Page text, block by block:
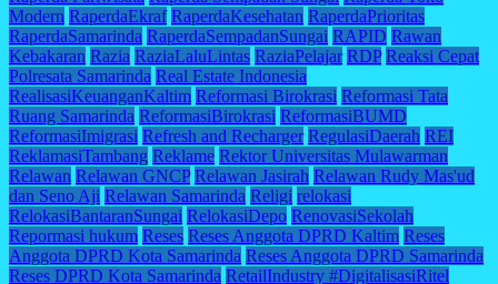
Modern RaperdaEkraf RaperdaKesehatan RaperdaPrioritas
RaperdaSamarinda RaperdaSempadanSungai RAPID Rawan
Kebakaran Razia RaziaLaluLintas RaziaPelajar RDP Reaksi Cepat
Polresata Samarinda Real Estate Indonesia
RealisasiKeuanganKaltim Reformasi Birokrasi Reformasi Tata
Ruang Samarinda ReformasiBirokrasi ReformasiBUMD
ReformasiImigrasi Refresh and Recharger RegulasiDaerah REI
ReklamasiTambang Reklame Rektor Universitas Mulawarman
Relawan Relawan GNCP Relawan Jasirah Relawan Rudy Mas'ud
dan Seno Aji Relawan Samarinda Religi relokasi
RelokasiBantaranSungai RelokasiDepo RenovasiSekolah
Repormasi hukum Reses Reses Anggota DPRD Kaltim Reses
Anggota DPRD Kota Samarinda Reses Anggota DPRD Samarinda
Reses DPRD Kota Samarinda RetailIndustry #DigitalisasiRitel